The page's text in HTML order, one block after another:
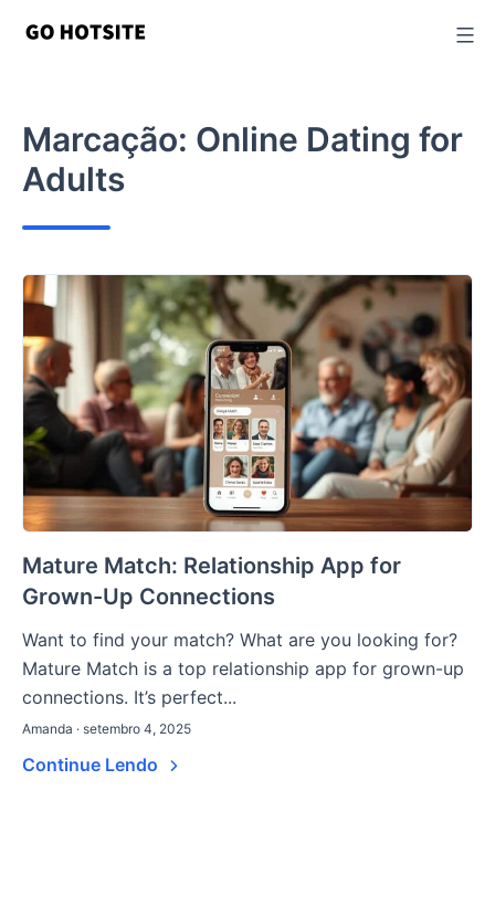
Marcação: Online Dating for
Adults
Mature Match: Relationship App for
Grown-Up Connections
Want to find your match? What are you looking for?
Mature Match is a top relationship app for grown-up
connections. It’s perfect...
Amanda · setembro 4, 2025
Continue Lendo